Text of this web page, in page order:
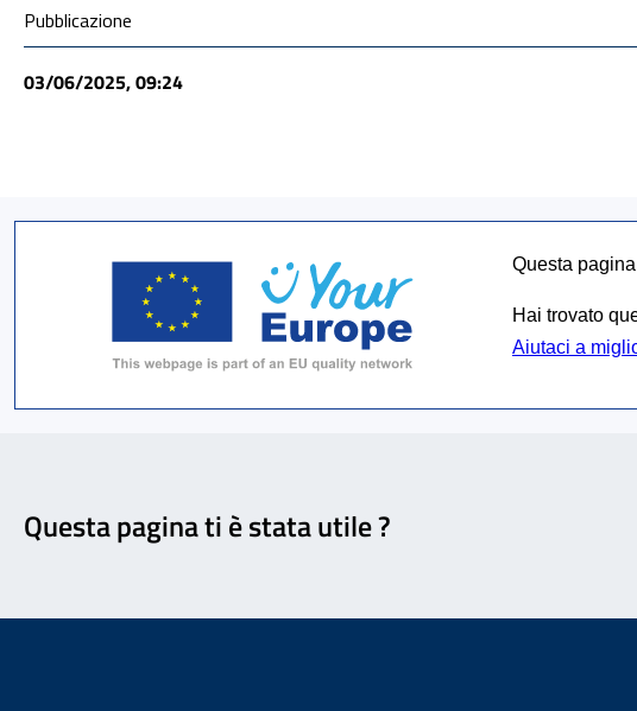
Condivisione social
Pubblicazione
03/06/2025, 09:24
Questa
Hai trovato
Aiutaci a
Questa pagina ti è stata utile ?